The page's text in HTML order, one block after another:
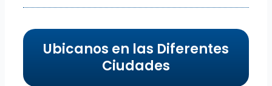
Ubicanos en las Diferentes
Ciudades